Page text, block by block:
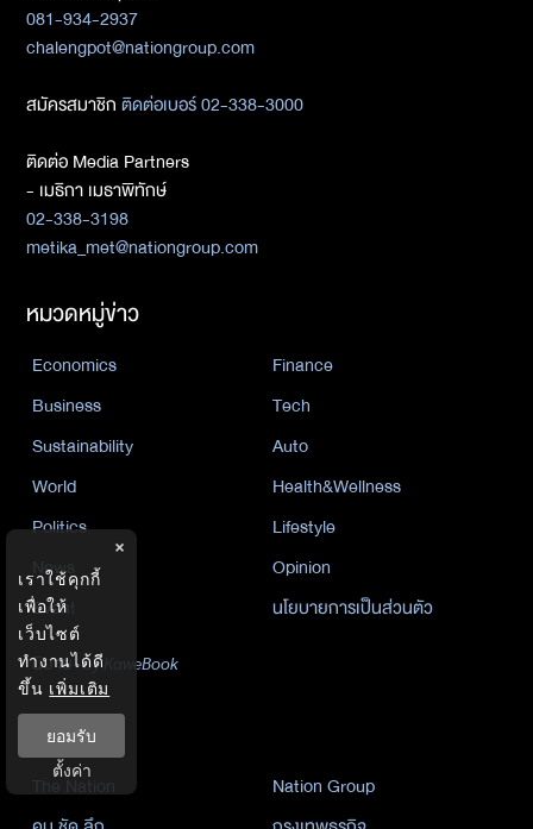
081-934-2937
chalengpot@nationgroup.com
สมัครสมาชิกติดต่อเบอร์ 02-338-3000
ติดต่อ Media Partners
- เมธิกา เมธาพิทักษ์
02-338-3198
metika_met@nationgroup.com
หมวดหมู่ข่าว
Economics
Finance
Business
Tech
Sustainability
Auto
World
Health&Wellness
Politics
Lifestyle
News
Opinion
Event
นโยบายการเป็นส่วนตัว
นิยาย by KaweBook
พาร์ทเนอร์
The Nation
Nation Group
×
เราใช้คุกกี้
เพื่อให้
เว็บไซต์
ทำงานได้ดี
ขึ้น เพิ่มเติม
ยอมรับ
ตั้งค่า